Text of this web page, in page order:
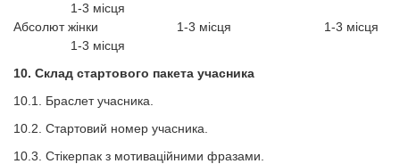
1-3 місця
Абсолют жінки 1-3 місця 1-3 місця
1-3 місця
10. Склад стартового пакета учасника
10.1. Браслет учасника.
10.2. Стартовий номер учасника.
10.3. Стікерпак з мотиваційними фразами.